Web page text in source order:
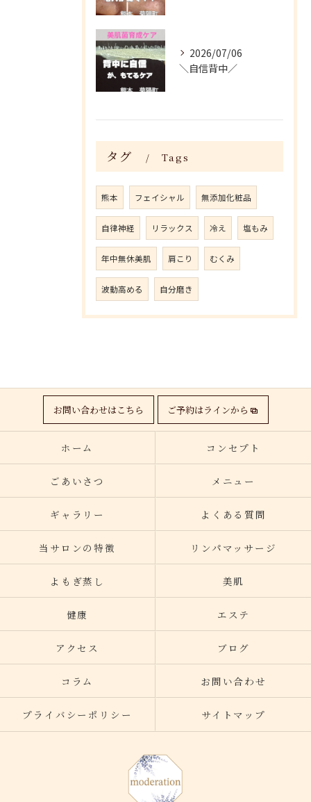
2026/07/06
＼自信背中／
タグ Tags
熊本 フェイシャル 無添加化粧品
自律神経 リラックス 冷え 塩もみ
年中無休美肌 肩こり むくみ
波動高める 自分磨き
お問い合わせはこちら ご予約はラインから
ホーム コンセプト
ごあいさつ メニュー
ギャラリー よくある質問
当サロンの特徴 リンパマッサージ
よもぎ蒸し 美肌
健康 エステ
アクセス ブログ
コラム お問い合わせ
プライバシーポリシー サイトマップ